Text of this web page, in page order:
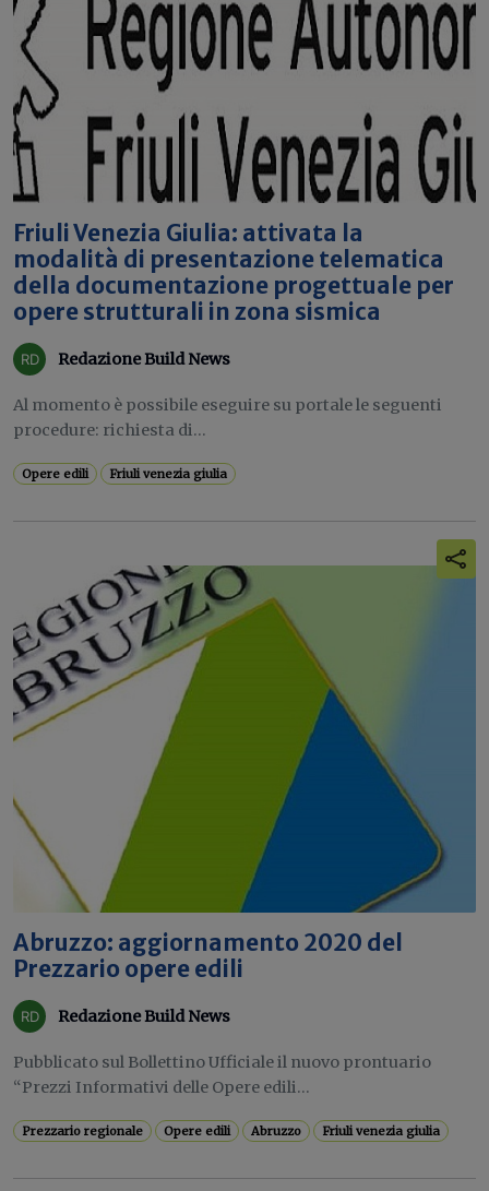
Friuli Venezia Giulia: attivata la
modalità di presentazione telematica
della documentazione progettuale per
opere strutturali in zona sismica
Redazione Build News
Al momento è possibile eseguire su portale le seguenti
procedure: richiesta di...
Opere edili Friuli venezia giulia
Abruzzo: aggiornamento 2020 del
Prezzario opere edili
Redazione Build News
Pubblicato sul Bollettino Ufficiale il nuovo prontuario
“Prezzi Informativi delle Opere edili...
Prezzario regionale Opere edili Abruzzo Friuli venezia giulia